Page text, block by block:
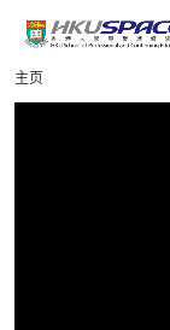
content
Main
content
主页